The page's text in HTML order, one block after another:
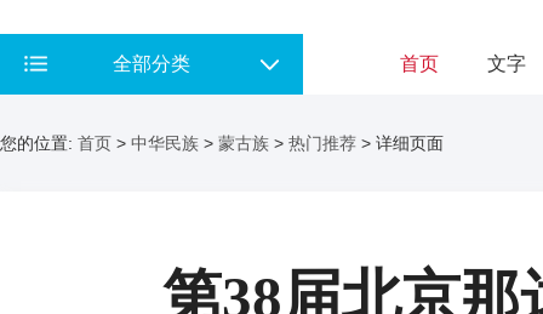
全部分类 首页 文字
您的位置: 首页 > 中华民族 > 蒙古族 > 热门推荐 > 详细页面
第38届北京